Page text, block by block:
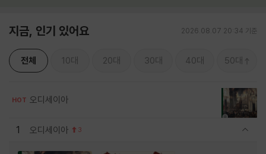
지금, 인기 있어요 2026.08.07 20:34 기준
전체 10대 20대 30대 40대 50대
HOT 오디세이아
1 오디세이아 3